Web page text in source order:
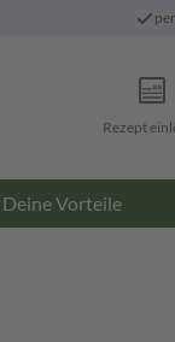
Rezept
Deine Vorteile